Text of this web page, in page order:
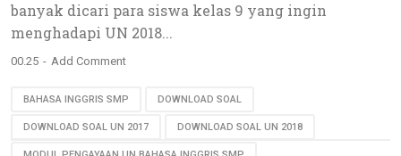
banyak dicari para siswa kelas 9 yang ingin
menghadapi UN 2018...
00.25 Add Comment
BAHASA INGGRIS SMP DOWNLOAD SOAL
DOWNLOAD SOAL UN 2017 DOWNLOAD SOAL UN 2018